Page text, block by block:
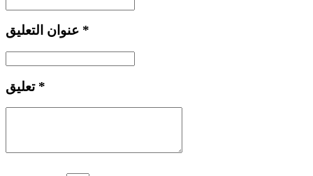
*
تعليق *